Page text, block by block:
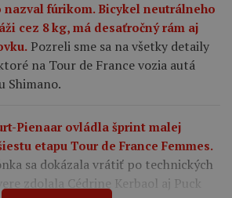
nazval fúrikom. Bicykel neutrálneho
cez 8 kg, má desaťročný rám aj
Pozreli sme sa na všetky detaily
na Tour de France vozia autá
Shimano.
Pienaar ovládla šprint malej
etapu Tour de France Femmes.
sa dokázala vrátiť po technických
zdolala Cédrine Kerbaol aj Puck